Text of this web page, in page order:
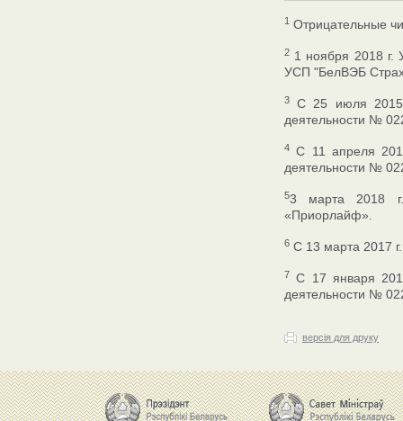
1 Отрицательные
2 1 ноября 2018 г.
УСП "БелВЭБ
3
С 25 июля 2015
деятельности №
4 C 11 апреля
деятельности №
53 марта 2018
«Приорлайф».
6 С 13 марта 2017
7 C 17 января
деятельности №
версія для друку